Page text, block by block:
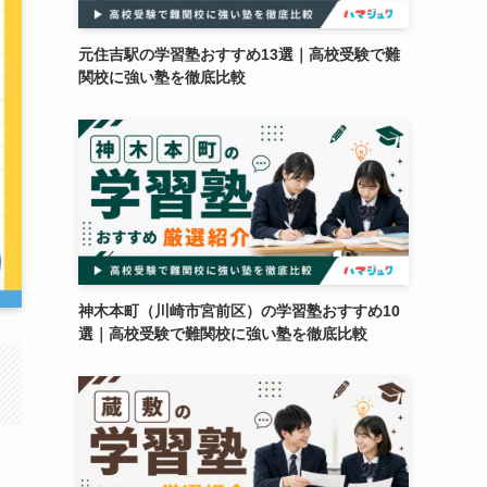
元住吉駅の学習塾おすすめ13選｜高校受験で難
関校に強い塾を徹底比較
神木本町（川崎市宮前区）の学習塾おすすめ10
選｜高校受験で難関校に強い塾を徹底比較